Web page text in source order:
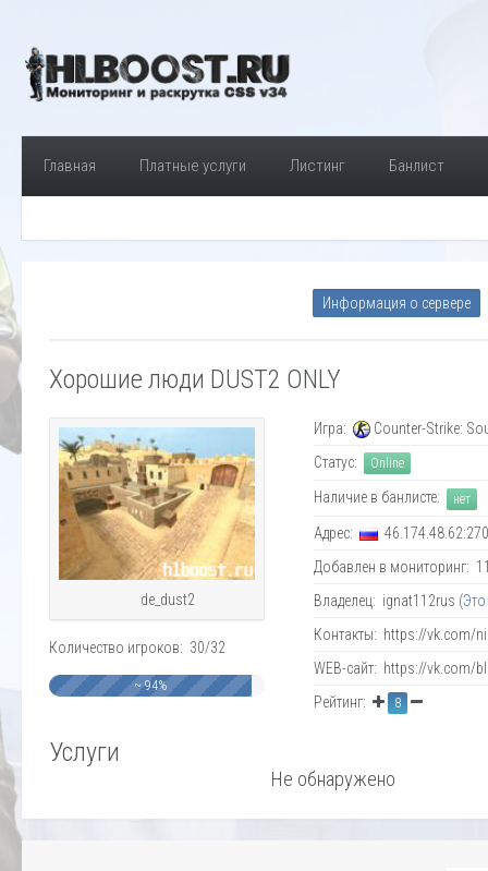
Главная Платные услуги Листинг Банлист
Информация о сервере
Хорошие люди DUST2 ONLY
de_dust2
Количество игроков: 30/32
~ 94%
Игра:
Counter-Strike:
Статус:
Online
Наличие в банлисте: нет
Адрес:
Добавлен в мониторинг:
Владелец: ignat112rus (
Контакты: https://vk.com/
WEB-сайт: https://vk.com/
Рейтинг:
8
Услуги
Не обнаружено